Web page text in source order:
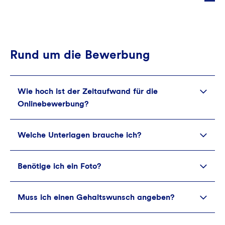
Jahre.
Rund um die Bewerbung
Wie hoch ist der Zeitaufwand für die
Onlinebewerbung?
Für die Bewerbung über unser
Onlinebewerbungsportal brauchst Du ungefähr 10
vorbereitet hast.
Welche Unterlagen brauche ich?
Für eine Bewerbung benötigst Du ein Anschreiben,
Zeugnisse, Lebenslauf und
Benötige ich ein Foto?
Nein, Du musst kein Bewerbungsfotos hochladen.
Muss ich einen Gehaltswunsch angeben?